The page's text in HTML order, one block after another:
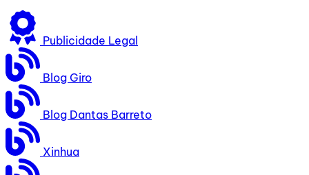
Publicidade Legal
Blog Giro
Blog Dantas Barreto
Xinhua